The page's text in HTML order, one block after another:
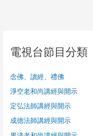
電視台節目分類
念佛、讀經、禮佛
淨空老和尚講經與開示
定弘法師講經與開示
成德法師講經與開示